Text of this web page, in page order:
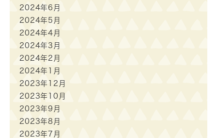
2024年6月
2024年5月
2024年4月
2024年3月
2024年2月
2024年1月
2023年12月
2023年10月
2023年9月
2023年8月
2023年7月